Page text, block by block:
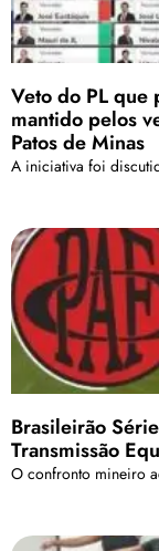
Veto do PL que
mantido pelos
Patos de Minas
A iniciativa foi
Brasileirão
Transmissão
O confronto mineiro